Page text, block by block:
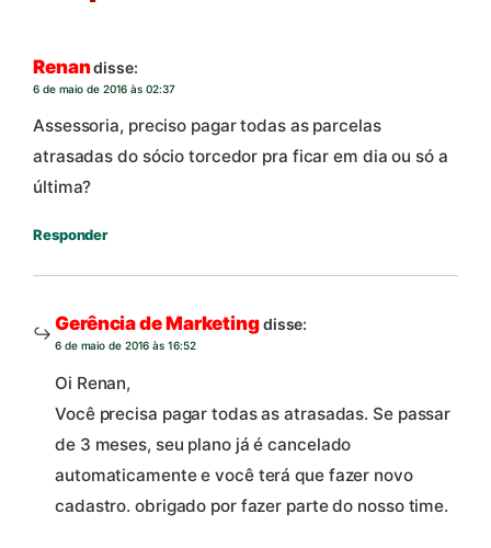
Renandisse:
6 de maio de 2016 às 02:37
Assessoria, preciso pagar todas as parcelas
atrasadas do sócio torcedor pra ficar em dia ou só a
última?
Responder
Gerência de Marketingdisse:
6 de maio de 2016 às 16:52
Oi Renan,
Você precisa pagar todas as atrasadas. Se passar
de 3 meses, seu plano já é cancelado
automaticamente e você terá que fazer novo
cadastro. obrigado por fazer parte do nosso time.